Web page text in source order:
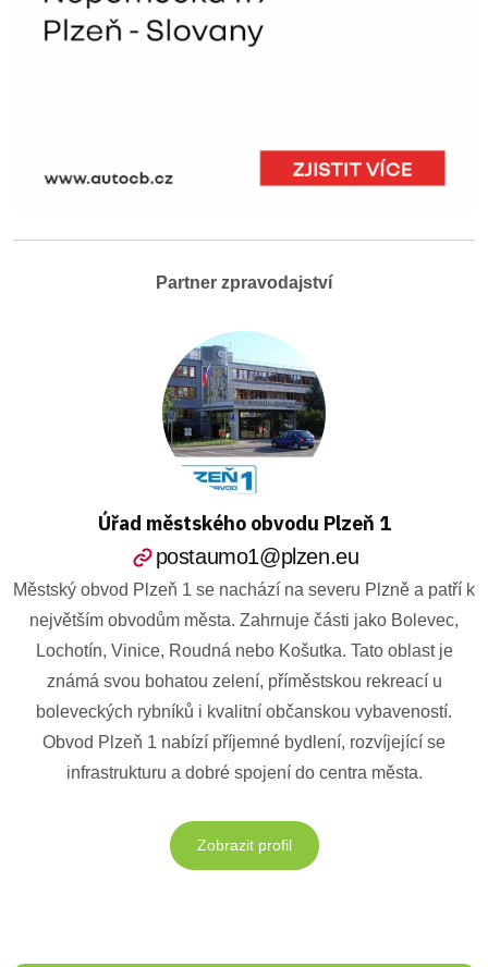
Partner zpravodajství
Úřad městského obvodu Plzeň 1
postaumo1@plzen.eu
Městský obvod Plzeň 1 se nachází na severu Plzně a patří k
největším obvodům města. Zahrnuje části jako Bolevec,
Lochotín, Vinice, Roudná nebo Košutka. Tato oblast je
známá svou bohatou zelení, příměstskou rekreací u
boleveckých rybníků i kvalitní občanskou vybaveností.
Obvod Plzeň 1 nabízí příjemné bydlení, rozvíjející se
infrastrukturu a dobré spojení do centra města.
Zobrazit profil